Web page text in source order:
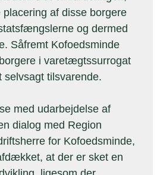
af disse borgere
og dermed
Såfremt Kofoedsminde
i varetægtssurrogat
selvsagt tilsvarende.
med udarbejdelse af
dialog med Region
for Kofoedsminde,
at der er sket en